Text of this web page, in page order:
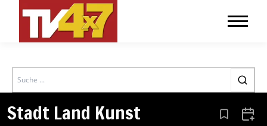
Search
Stadt Land Kunst Aus den